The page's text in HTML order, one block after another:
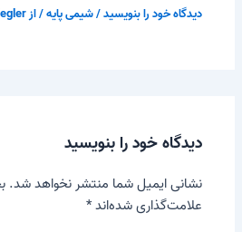
دیدگاه‌ خود را بنویسید/شیمی پایه/ از
دیدگاه‌ خود را بنویسید
نشانی ایمیل شما منتشر نخواهد شد.
علامت‌گذاری شده‌اند*